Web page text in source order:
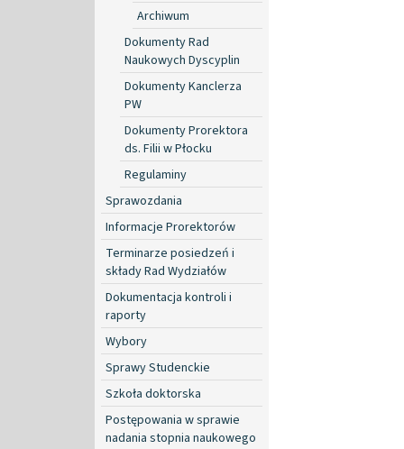
Archiwum
Dokumenty Rad
Naukowych Dyscyplin
Dokumenty Kanclerza
PW
Dokumenty Prorektora
ds. Filii w Płocku
Regulaminy
Sprawozdania
Informacje Prorektorów
Terminarze posiedzeń i
składy Rad Wydziałów
Dokumentacja kontroli i
raporty
Wybory
Sprawy Studenckie
Szkoła doktorska
Postępowania w sprawie
nadania stopnia naukowego